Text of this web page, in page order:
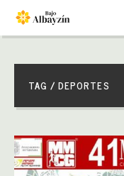
TAG / DEPORTES